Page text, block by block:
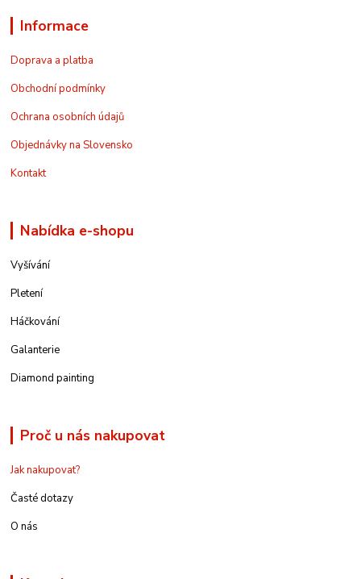
Informace
Doprava a platba
Obchodní podmínky
Ochrana osobních údajů
Objednávky na Slovensko
Kontakt
Nabídka e-shopu
Vyšívání
Pletení
Háčkování
Galanterie
Diamond painting
Proč u nás nakupovat
Jak nakupovat?
Časté dotazy
O nás